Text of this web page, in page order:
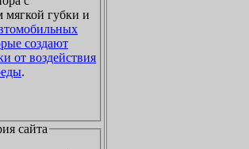
мягкой губки и
создают
от воздействия
среды.
сайта